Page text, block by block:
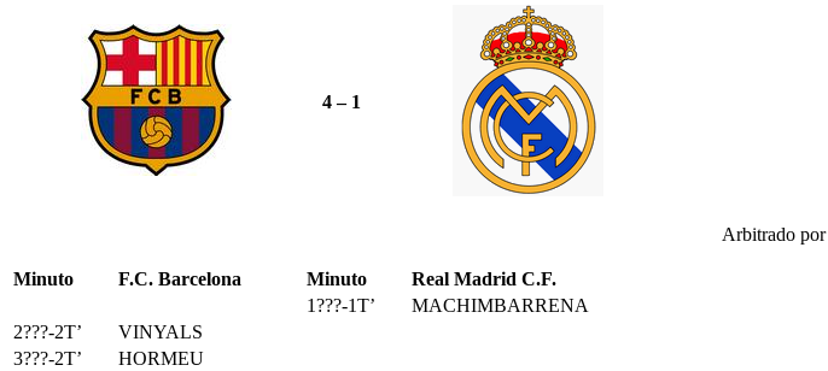
4 – 1
Arbitrado por
Minuto F.C. Barcelona Minuto
Real Madrid C.F.
1???-1T’
MACHIMBARRENA
2???-2T’
VINYALS
3???-2T’
HORMEU